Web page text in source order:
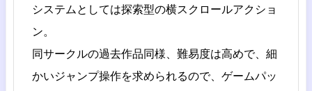
システムとしては探索型の横スクロールアクショ
ン。
同サークルの過去作品同様、難易度は高めで、細
かいジャンプ操作を求められるので、ゲームパッ